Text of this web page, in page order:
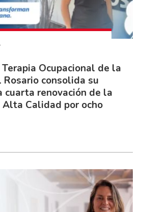
Ocupacional de la
consolida su
cuarta renovación de la
Calidad por ocho